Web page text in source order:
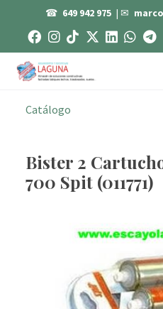
☎ 649 942 975 | ✉
Catálogo
Bister 2
700 Spit (011771)